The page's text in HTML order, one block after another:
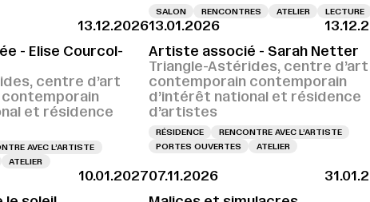
SALON RENCONTRES ATELIER LECTURE
13.12.2026
- Elise Courcol-
centre d’art
et résidence
AVEC L’ARTISTE
ATELIER
13.01.2026
Artiste associé - Sarah Netter
Triangle-Astérides, centre d’art
contemporain contemporain
d’intérêt national et résidence
d’artistes
RÉSIDENCE
RENCONTRE AVEC L’ARTISTE
PORTES OUVERTES
ATELIER
10.01.202707.11.2026